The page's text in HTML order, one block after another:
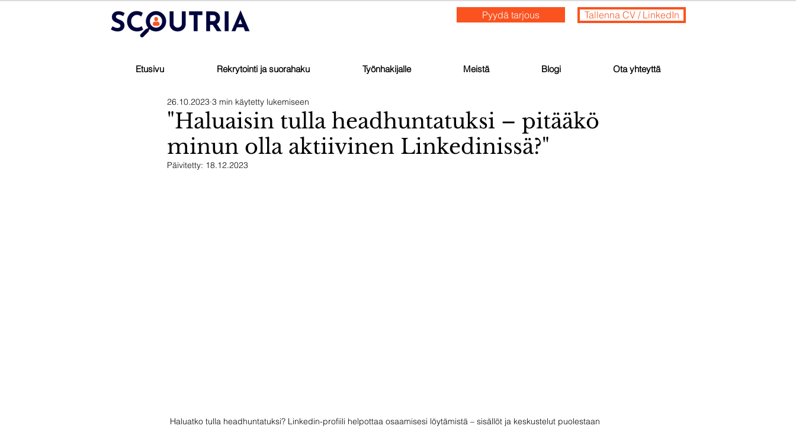
Pyydä tarjous Tallenna CV / LinkedIn
Etusivu Rekrytointi ja suorahaku Työnhakijalle Meistä Blogi Ota yhteyttä
"Haluaisin tulla headhuntatuksi – pitääkö
minun olla aktiivinen Linkedinissä?"
26.10.2023 3 min käytetty lukemiseen
Päivitetty: 18.12.2023
Haluatko tulla headhuntatuksi? Linkedin-profiili helpottaa osaamisesi löytämistä – sisällöt ja keskustelut puolestaan